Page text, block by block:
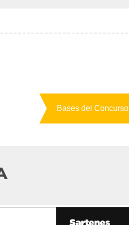
Bases del Concurso